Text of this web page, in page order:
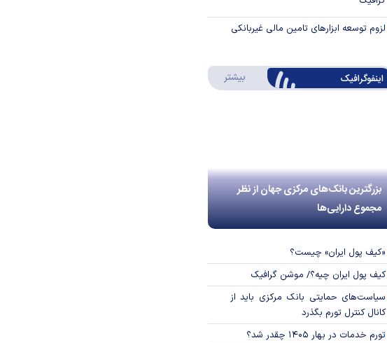
لزوم توسعه ابزارهای تامین مالی غیربانکی
اینفوگرافیک بیشتر درباره اینفوگرافیک
بزرگترین بانک‌های مرکزی جهان از نظر
مجموع دارایی‌ها
«کیف پول ایران» چیست؟
کیف پول ایران چیه؟/ موشن گرافیک
سیاست‌های حمایتی بانک مرکزی باید از
کانال کنترل تورم بگذرد
تورم خدمات در بهار ۱۴۰۵ چقدر شد؟